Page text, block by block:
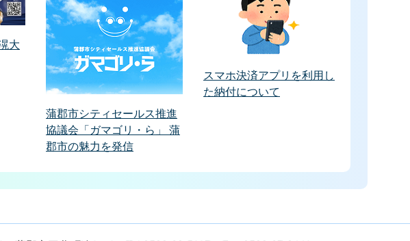
大
蒲郡市シティセールス推進
協議会「ガマゴリ・ら」 蒲
郡市の魅力を発信
スマホ決済アプリを利用し
た納付について